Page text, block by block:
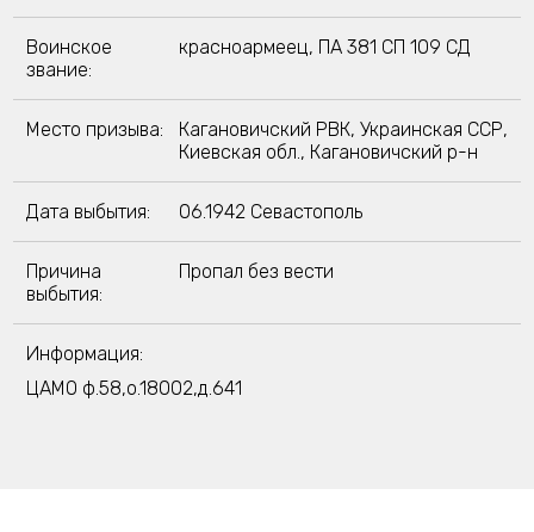
Воинское
звание:
красноармеец, ПА 381 СП 109 СД
Место призыва:
Кагановичский РВК, Украинская ССР,
Киевская обл., Кагановичский р-н
Дата выбытия: 06.1942 Севастополь
Причина
выбытия:
Пропал без вести
Информация:
ЦАМО ф.58,о.18002,д.641